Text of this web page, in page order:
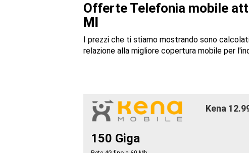
Offerte Telefonia mobile
MI
I prezzi che ti stiamo mostrando sono
relazione alla migliore copertura mobile per
Kena
150 Giga